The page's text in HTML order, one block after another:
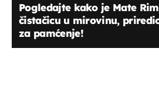
Pogledajte kako je Mate
čistačicu u mirovinu,
za pamćenje!